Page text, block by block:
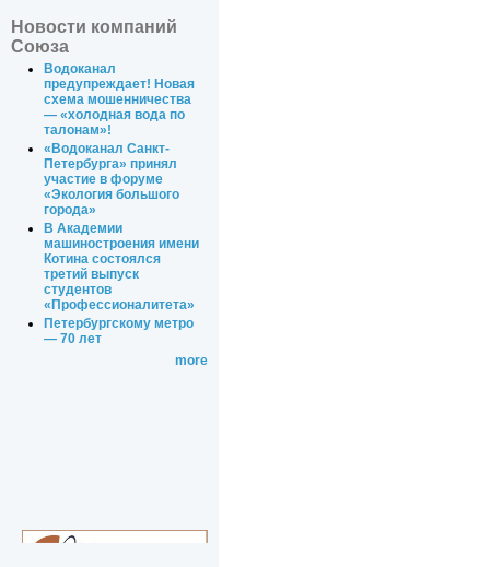
Новости компаний
Союза
Водоканал
предупреждает! Новая
схема мошенничества
— «холодная вода по
талонам»!
«Водоканал Санкт-
Петербурга» принял
участие в форуме
«Экология большого
города»
В Академии
машиностроения имени
Котина состоялся
третий выпуск
студентов
«Профессионалитета»
Петербургскому метро
— 70 лет
more